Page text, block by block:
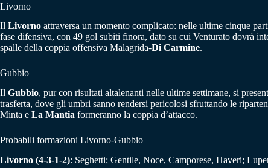
Livorno
Il Livorno attraversa un momento complicato: nelle ultime cinque
fase difensiva, con 49 gol subiti finora, dato su cui Venturato dovrà
spalle della coppia offensiva Malagrida-Di Carmine.
Gubbio
Il Gubbio, pur con risultati altalenanti nelle ultime settimane, si
trasferta, dove gli umbri sanno rendersi pericolosi sfruttando le
Minta e La Mantia formeranno la coppia d’attacco.
Probabili formazioni Livorno-Gubbio
Livorno (4-3-1-2): Seghetti; Gentile, Noce, Camporese, Haveri;